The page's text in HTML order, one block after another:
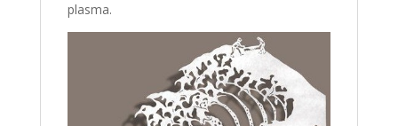
plasma.